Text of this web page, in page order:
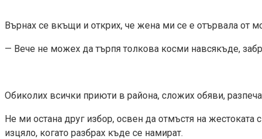
Върнах се вкъщи и открих, че жена ми се е отървала от
— Вече не можех да търпя толкова косми навсякъде,
Обиколих всички приюти в района, сложих обяви,
Не ми остана друг избор, освен да отмъстя на
изцяло, когато разбрах къде се намират.